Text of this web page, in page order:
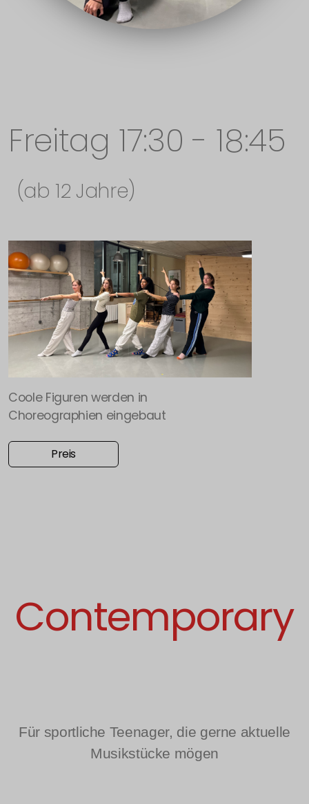
Freitag 17:30 - 18:45
(ab 12 Jahre)
Coole Figuren werden in
Choreographien eingebaut
Preis
Contemporary
Für sportliche Teenager, die gerne aktuelle
Musikstücke mögen